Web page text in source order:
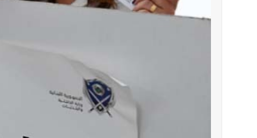
أخبار لبنان مفكرة النشاطات الرسمية المقررة في لبنان ليوم الجمعة 7-8-2026
مقدمات نشرات الأخبار المسائية في لبنان ليوم الخميس 6-8-2026